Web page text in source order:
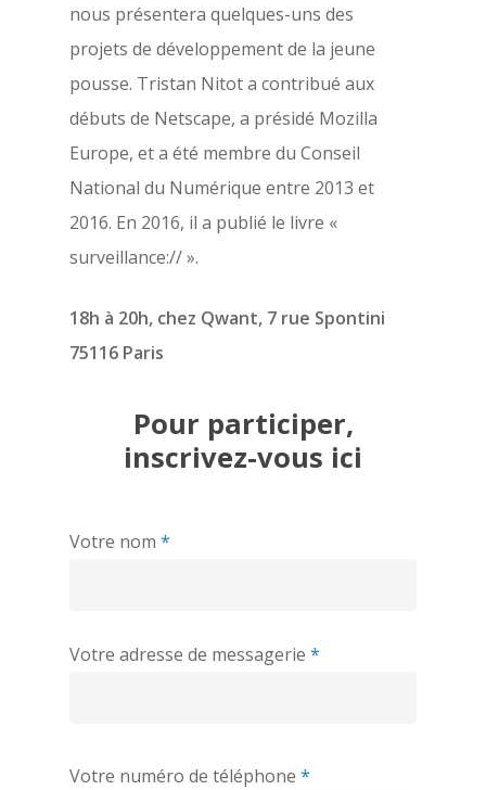
nous présentera quelques-uns des
projets de développement de la jeune
pousse. Tristan Nitot a contribué aux
débuts de Netscape, a présidé Mozilla
Europe, et a été membre du Conseil
National du Numérique entre 2013 et
2016. En 2016, il a publié le livre «
surveillance:// ».
18h à 20h, chez Qwant, 7 rue Spontini
75116 Paris
Pour participer,
inscrivez-vous ici
Votre nom*
Votre adresse de messagerie*
Votre numéro de téléphone*